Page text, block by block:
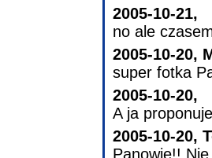
2005-10-21,
no ale
2005-10-20,
super fotka
2005-10-20,
A ja
2005-10-20,
Panowie!!